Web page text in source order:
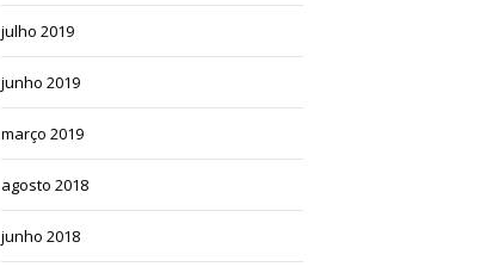
julho 2019
junho 2019
março 2019
agosto 2018
junho 2018